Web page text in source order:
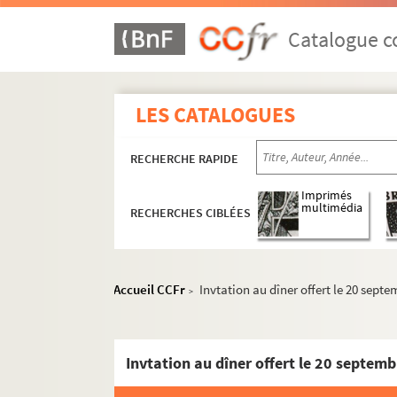
Catalogue
LES CATALOGUES
RECHERCHE RAPIDE
RECHERCHES CIBLÉES
Imprimés
multimédia
Accueil CCFr > Invtation au dîner offert le 20
Réceptions données par le ministère des
Réceptions par les Présidents français en